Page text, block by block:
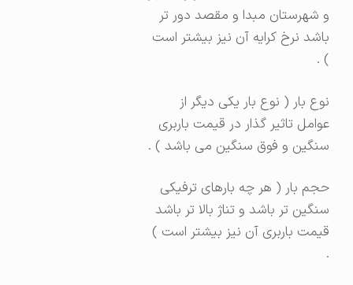
و شهرستان مبدا و مقصد دور تر
باشد نرخ کرایه آن نیز بیشتر است
نوع بار ( نوع بار یکی دیگر از
عوامل تاثیر گذار در قیمت باربری
سنگین و فوق سنگین می باشد ) .
حجم بار ( هر چه بارهای ترفیکی
سنگین تر باشد و تناژ بالا تر باشد
قیمت باربری آن نیز بیشتر است )